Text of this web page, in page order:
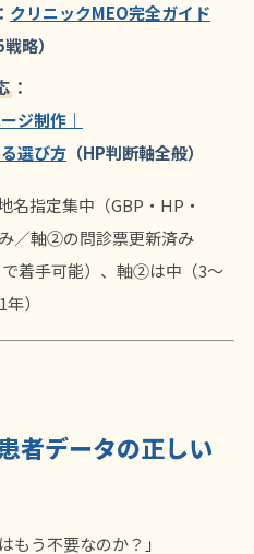
： クリニックMEO完全ガイド
略）
：
ジ制作｜
選び方 （HP判断軸全般）
名指定集中（GBP・HP・
／軸②の問診票更新済み
着手可能）、軸②は中（3〜
）
者データの正しい
もう不要なのか？」